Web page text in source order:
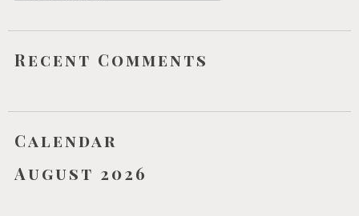
Recent Comments
Calendar
August 2026